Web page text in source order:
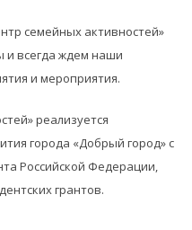
семейных активностей»
и всегда ждем наши
и мероприятия.
реализуется
города «Добрый город» с
Российской Федерации,
грантов.